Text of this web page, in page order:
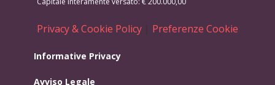
Privacy & Cookie Policy | Preferenze Cookie
Informative Privacy
Avviso Legale